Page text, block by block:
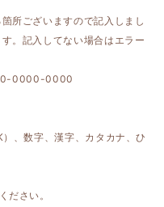
所ございますので記入しまし
。記入してない場合はエラー
0000-0000
、数字、漢字、カタカナ、ひ
ださい。